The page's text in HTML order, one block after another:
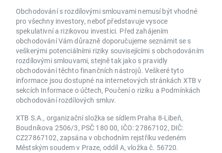
Obchodování s rozdílovými smlouvami nemusí být vhodné
pro všechny investory, neboť představuje vysoce
spekulativní a rizikovou investici. Před zahájením
obchodování Vám důrazně doporučujeme seznámit se s
veškerými potenciálními riziky souvisejícími s obchodováním
rozdílovými smlouvami, stejně tak jako s pravidly
obchodování těchto finančních nástrojů. Veškeré tyto
informace jsou dostupné na internetových stránkách XTB v
sekcích Informace o účtech, Poučení o riziku a Podmínkách
obchodování rozdílových smluv.
XTB S.A., organizační složka se sídlem Praha 8-Libeň,
Boudníkova 2506/3, PSČ 180 00, IČO: 27867102, DIČ:
CZ27867102, zapsána v obchodním rejstříku vedeném
Městským soudem v Praze, oddíl A, vložka č. 56720.